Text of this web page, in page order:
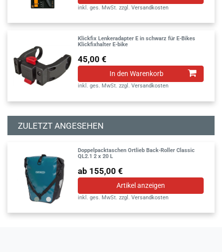
inkl. ges. MwSt. zzgl.Versandkosten
Klickfix Lenkeradapter E in schwarz für E-Bikes
Klickfixhalter E-bike
45,00 €
In den Warenkorb
inkl. ges. MwSt. zzgl.Versandkosten
ZULETZT ANGESEHEN
Doppelpacktaschen Ortlieb Back-Roller Classic
QL2.1 2 x 20 L
ab 155,00 €
Artikel anzeigen
inkl. ges. MwSt. zzgl.Versandkosten